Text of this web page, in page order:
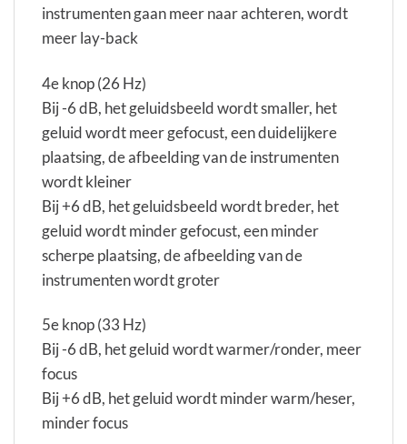
instrumenten gaan meer naar achteren, wordt
meer lay-back
4e knop (26 Hz)
Bij -6 dB, het geluidsbeeld wordt smaller, het
geluid wordt meer gefocust, een duidelijkere
plaatsing, de afbeelding van de instrumenten
wordt kleiner
Bij +6 dB, het geluidsbeeld wordt breder, het
geluid wordt minder gefocust, een minder
scherpe plaatsing, de afbeelding van de
instrumenten wordt groter
5e knop (33 Hz)
Bij -6 dB, het geluid wordt warmer/ronder, meer
focus
Bij +6 dB, het geluid wordt minder warm/heser,
minder focus